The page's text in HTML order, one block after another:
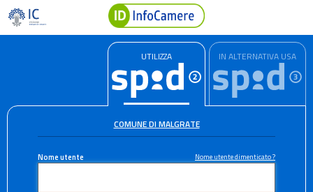
UTILIZZA IN ALTERNATIVA USA
COMUNE DI MALGRATE
Nome utente Nome utente dimenticato ?